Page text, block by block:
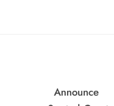
Announce